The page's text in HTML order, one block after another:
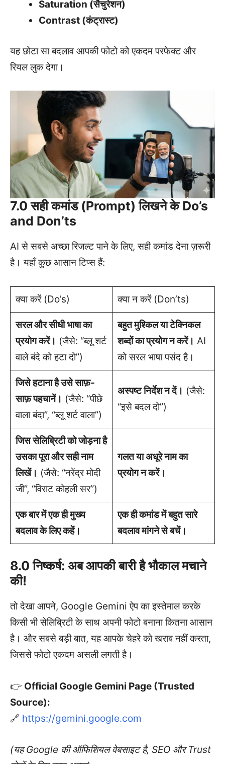
Saturation (सैचुरेशन)
Contrast (कंट्रास्ट)
यह छोटा सा बदलाव आपकी फोटो को एकदम परफेक्ट और
रियल लुक देगा।
7.0 सही कमांड (Prompt) लिखने के Do’s
and Don’ts
AI से सबसे अच्छा रिजल्ट पाने के लिए, सही कमांड देना ज़रूरी
है। यहाँ कुछ आसान टिप्स हैं:
क्या करें (Do’s) क्या न करें (Don’ts)
सरल और सीधी भाषा का
प्रयोग करें। (जैसे: “ब्लू शर्ट
वाले बंदे को हटा दो”)
बहुत मुश्किल या टेक्निकल
शब्दों का प्रयोग न करें। AI
को सरल भाषा पसंद है।
जिसे हटाना है उसे साफ़-
साफ़ पहचानें। (जैसे: “पीछे
वाला बंदा”, “ब्लू शर्ट वाला”)
अस्पष्ट निर्देश न दें। (जैसे:
“इसे बदल दो”)
जिस सेलिब्रिटी को जोड़ना है
उसका पूरा और सही नाम
लिखें। (जैसे: “नरेंद्र मोदी
जी”, “विराट कोहली सर”)
गलत या अधूरे नाम का
प्रयोग न करें।
एक बार में एक ही मुख्य
बदलाव के लिए कहें।
एक ही कमांड में बहुत सारे
बदलाव मांगने से बचें।
8.0 निष्कर्ष: अब आपकी बारी है भौकाल मचाने
की!
तो देखा आपने, Google Gemini ऐप का इस्तेमाल करके
किसी भी सेलिब्रिटी के साथ अपनी फोटो बनाना कितना आसान
है। और सबसे बड़ी बात, यह आपके चेहरे को खराब नहीं करता,
जिससे फोटो एकदम असली लगती है।
👉 Official Google Gemini Page (Trusted
Source):
🔗 https://gemini.google.com
(यह Google की ऑफिशियल वेबसाइट है, SEO और Trust